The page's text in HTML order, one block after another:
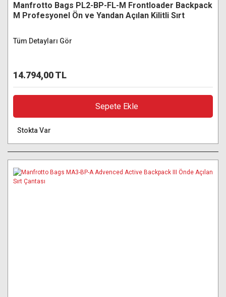
Manfrotto Bags PL2-BP-FL-M Frontloader Backpack
M Profesyonel Ön ve Yandan Açılan Kilitli Sırt
Tüm Detayları Gör
14.794,00 TL
Sepete Ekle
Stokta Var